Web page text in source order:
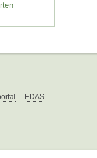
EDAS